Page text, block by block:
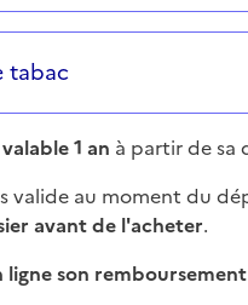
tabac
valable 1 an à partir de sa
valide au moment du
avant de l'acheter.
ligne son remboursement